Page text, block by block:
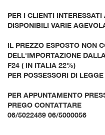
PER I CLIENTI
DISPONIBILI VARIE
IL PREZZO ESPOSTO NON
DELL'IMPORTAZIONE
F24 ( IN ITALIA 22%)
PER POSSESSORI DI
PER APPUNTAMENTO
PREGO CONTATTARE
06/5022489 06/5000056